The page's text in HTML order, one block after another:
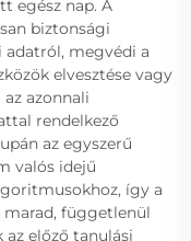
egész nap. A
biztonsági
megvédi a
elvesztése vagy
azonnali
rendelkező
az egyszerű
valós idejű
így a
függetlenül
előző tanulási